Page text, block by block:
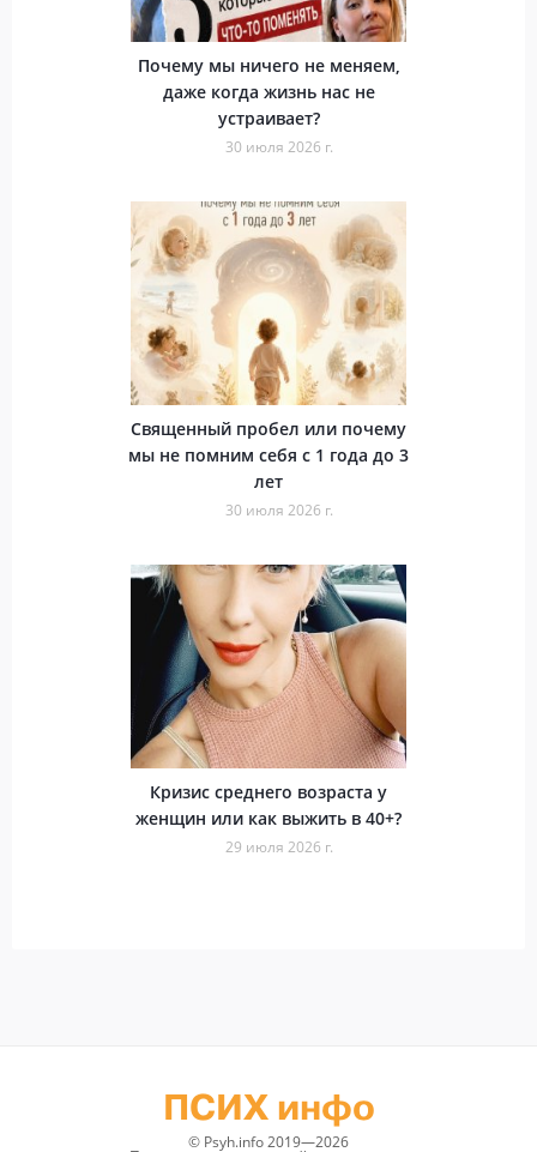
Почему мы ничего не меняем,
даже когда жизнь нас не
устраивает?
30 июля 2026 г.
Священный пробел или почему
мы не помним себя с 1 года до 3
лет
30 июля 2026 г.
Кризис среднего возраста у
женщин или как выжить в 40+?
29 июля 2026 г.
ПСИХ инфо
© Psyh.info 2019—2026